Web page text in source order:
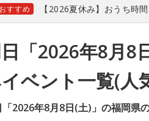
おすすめ 【2026夏休み】おうち時
「2026年8月8
ベント一覧(人
「2026年8月8日(土)」の福岡県